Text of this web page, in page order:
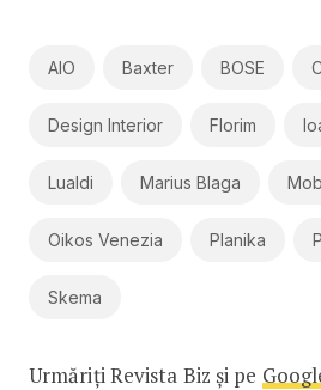
AIO Baxter BOSE
Design Interior Florim
Lualdi Marius Blaga
Oikos Venezia Planika
Skema
Urmăriți Revista Biz și pe